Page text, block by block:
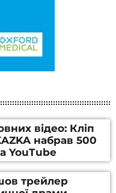
відео: Кліп
набрав 500
YouTube
трейлер